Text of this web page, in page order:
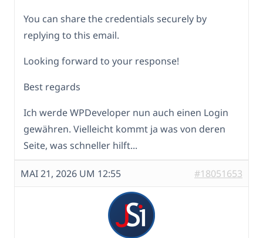
You can share the credentials securely by
replying to this email.
Looking forward to your response!
Best regards
Ich werde WPDeveloper nun auch einen Login
gewähren. Vielleicht kommt ja was von deren
Seite, was schneller hilft...
MAI 21, 2026 UM 12:55 #18051653